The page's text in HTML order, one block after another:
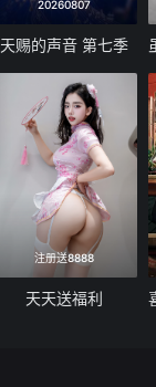
20260807
天赐的声音 第七季
注册送8888
天天送福利